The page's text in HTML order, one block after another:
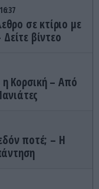
16:37
σε κτίριο με
βίντεο
η Κορσική – Από
ποτέ; – Η